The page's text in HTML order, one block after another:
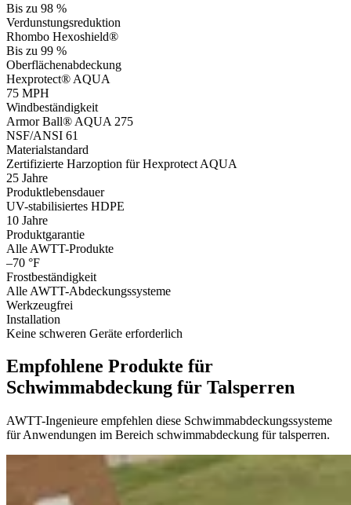
Bis zu 98 %
Verdunstungsreduktion
Rhombo Hexoshield®
Bis zu 99 %
Oberflächenabdeckung
Hexprotect® AQUA
75 MPH
Windbeständigkeit
Armor Ball® AQUA 275
NSF/ANSI 61
Materialstandard
Zertifizierte Harzoption für Hexprotect AQUA
25 Jahre
Produktlebensdauer
UV-stabilisiertes HDPE
10 Jahre
Produktgarantie
Alle AWTT-Produkte
–70 °F
Frostbeständigkeit
Alle AWTT-Abdeckungssysteme
Werkzeugfrei
Installation
Keine schweren Geräte erforderlich
Empfohlene Produkte für
Schwimmabdeckung für Talsperren
AWTT-Ingenieure empfehlen diese Schwimmabdeckungssysteme
für Anwendungen im Bereich schwimmabdeckung für talsperren.